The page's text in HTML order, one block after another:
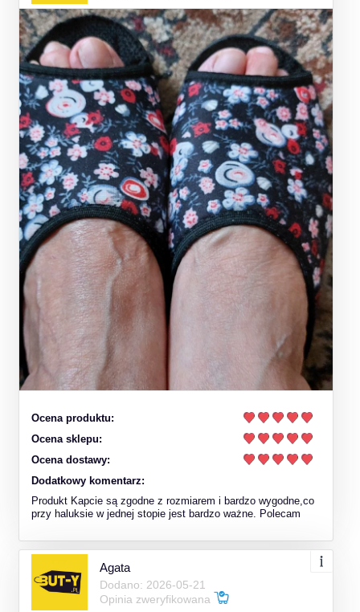
Ocena produktu:
Ocena sklepu:
Ocena dostawy:
Dodatkowy komentarz:
Produkt Kapcie są zgodne z rozmiarem i bardzo wygodne,co
przy haluksie w jednej stopie jest bardzo ważne. Polecam
Agata
Dodano: 2026-05-21
Opinia zweryfikowana